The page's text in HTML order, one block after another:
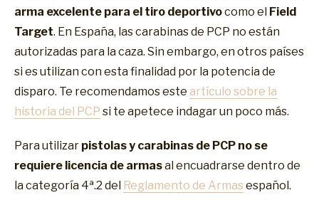
arma excelente para el tiro deportivocomo el Field
Target. En España, las carabinas de PCP no están
autorizadas para la caza. Sin embargo, en otros países
si es utilizan con esta finalidad por la potencia de
disparo. Te recomendamos este artículo sobre la
historia del PCP si te apetece indagar un poco más.
Para utilizar pistolas y carabinas de PCP no se
requiere licencia de armasal encuadrarse dentro de
la categoría 4ª.2 del Reglamento de Armas español.